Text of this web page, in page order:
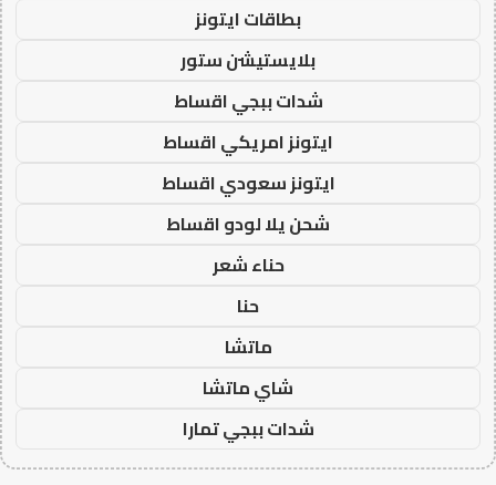
بطاقات ايتونز
بلايستيشن ستور
شدات ببجي اقساط
ايتونز امريكي اقساط
ايتونز سعودي اقساط
شحن يلا لودو اقساط
حناء شعر
حنا
ماتشا
شاي ماتشا
شدات ببجي تمارا